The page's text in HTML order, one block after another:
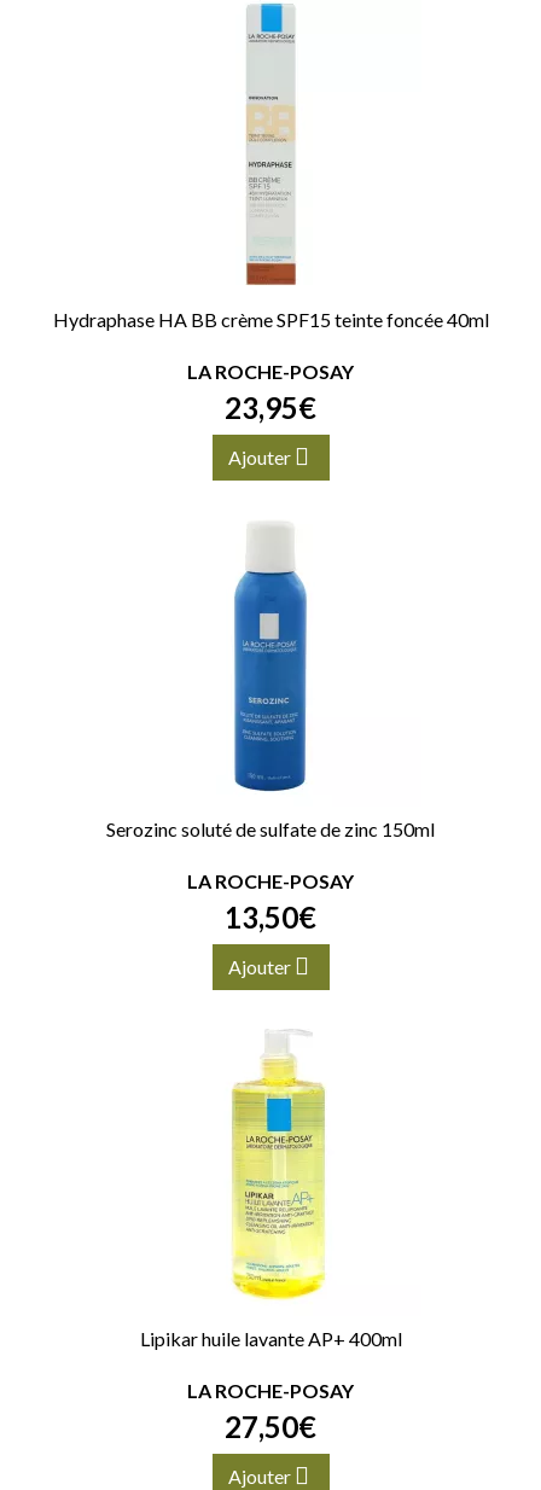
Hydraphase HA BB crème SPF15 teinte foncée 40ml
LA ROCHE-POSAY
23,95€
Ajouter
Serozinc soluté de sulfate de zinc 150ml
LA ROCHE-POSAY
13,50€
Ajouter
Lipikar huile lavante AP+ 400ml
LA ROCHE-POSAY
27,50€
Ajouter